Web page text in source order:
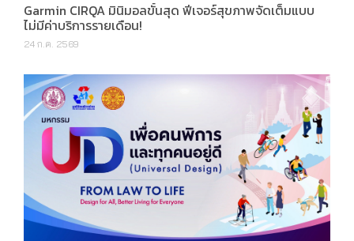
Garmin CIRQA มินิมอลขั้นสุด ฟีเจอร์สุขภาพจัดเต็มแบบ
ไม่มีค่าบริการรายเดือน!
24 ก.ค. 2569